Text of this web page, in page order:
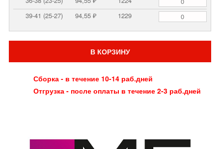
39-41 (25-27)
94,55 ₽ 1229
В КОРЗИНУ
Сборка - в течение 10-14 раб.дней
Отгрузка - после оплаты в течение 2-3 раб.дней